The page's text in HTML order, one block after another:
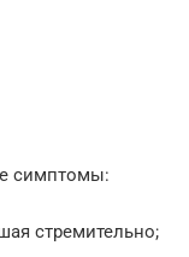
симптомы:
стремительно;